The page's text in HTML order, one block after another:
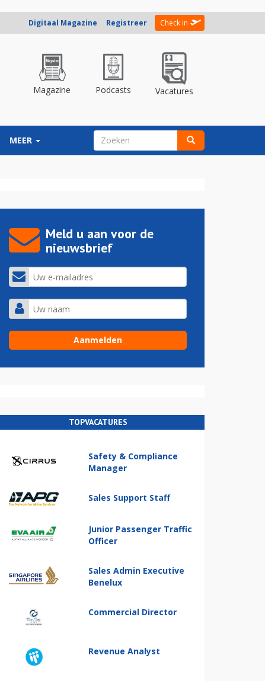
Digitaal Magazine Registreer Check in
Magazine Podcasts Vacatures
MEER ZOEKVELD
Meld u aan voor de
nieuwsbrief
TOPVACATURES
Safety & Compliance
Manager
Sales Support Staff
Junior Passenger Traffic
Officer
Sales Admin Executive
Benelux
Commercial Director
Revenue Analyst